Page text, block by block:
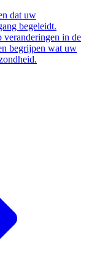
dat uw
begeleidt.
veranderingen in de
begrijpen wat uw